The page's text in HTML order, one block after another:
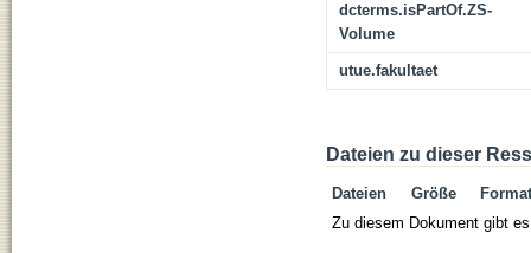
dcterms.isPartOf.ZS-
Volume
utue.fakultaet
Dateien zu dieser
Dateien Größe
Format
Zu diesem Dokument gibt